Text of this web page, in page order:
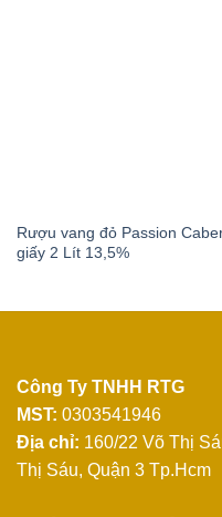
Rượu vang đỏ Passion
giấy 2 Lít 13,5%
Công Ty TNHH RTG
MST: 0303541946
Địa chỉ: 160/22 Võ Thị
Thị Sáu, Quận 3 Tp.Hcm